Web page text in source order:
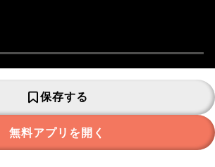
保存する
無料アプリを開く